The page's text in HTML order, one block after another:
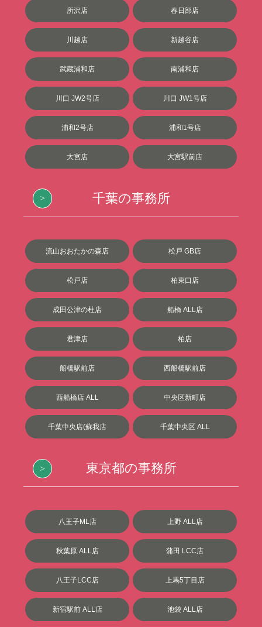
所沢店 春日部店
川越店 新越谷店
武蔵浦和店 南浦和店
川口 JW2号店 川口 JW1号店
浦和2号店 浦和1号店
大宮店 大宮駅前店
千葉の事務所
流山おおたかの森店 松戸 GB店
松戸店 柏東口店
成田公津の杜店 船橋 ALL店
君津店 柏店
船橋駅前店 西船橋駅前店
西船橋店 ALL 中央区新町店
千葉中央店(蘇我店 千葉中央区 ALL
東京都の事務所
八王子ML店 上野 ALL店
秋葉原 ALL店 蒲田 LCC店
八王子LCC店 上馬5丁目店
新宿駅前 ALL店 池袋 ALL店